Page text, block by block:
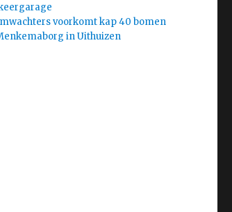
voorkomt kap 40 bomen
in Uithuizen